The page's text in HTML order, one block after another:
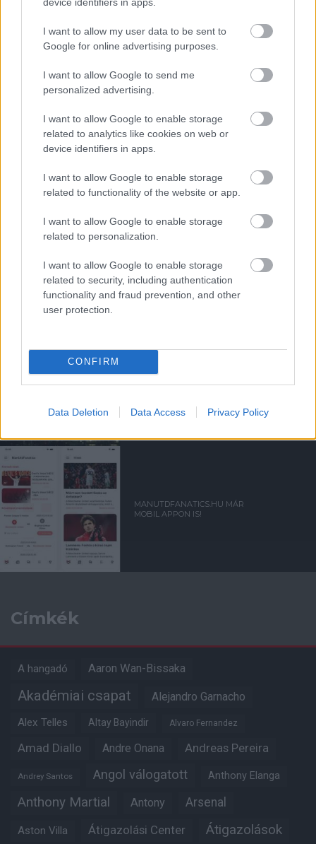
I want to allow my user data to be sent to
Google for online advertising purposes.
I want to allow Google to send me
personalized advertising.
I want to allow Google to enable storage
related to analytics like cookies on web or
device identifiers in apps.
I want to allow Google to enable storage
related to functionality of the website or app.
I want to allow Google to enable storage
related to personalization.
I want to allow Google to enable storage
related to security, including authentication
functionality and fraud prevention, and other
user protection.
CONFIRM
Data Deletion Data Access Privacy Policy
Kapcsolódó hírek
MANUTDFANATICS.HU
2025/26 FANTASY PREMIER
LEAGUE
NYEREMÉNYJÁTÉK
BOLDOG KARÁCSONYT!
MANUTDFANATICS.HU MÁR
MOBIL APPON IS!
Címkék
A hangadó Aaron Wan-Bissaka
Akadémiai csapat Alejandro Garnacho
Alex Telles Altay Bayindir Alvaro Fernandez
Amad Diallo Andre Onana Andreas Pereira
Andrey Santos Angol válogatott Anthony Elanga
Anthony Martial Antony Arsenal
Aston Villa Átigazolási Center Átigazolások